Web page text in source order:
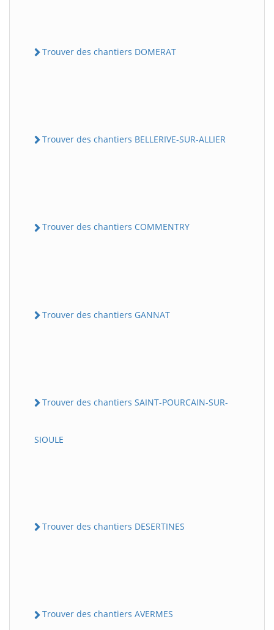
Trouver des chantiers DOMERAT
Trouver des chantiers BELLERIVE-SUR-ALLIER
Trouver des chantiers COMMENTRY
Trouver des chantiers GANNAT
Trouver des chantiers SAINT-POURCAIN-SUR-
SIOULE
Trouver des chantiers DESERTINES
Trouver des chantiers AVERMES